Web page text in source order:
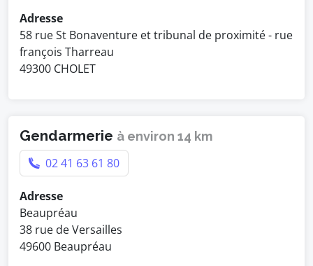
Adresse
58 rue St Bonaventure et tribunal de proximité - rue
françois Tharreau
49300 CHOLET
Gendarmerie à environ 14 km
02 41 63 61 80
Adresse
Beaupréau
38 rue de Versailles
49600 Beaupréau